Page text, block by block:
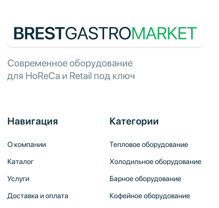
Современное оборудование
для HoReCa и Retail под ключ
Навигация
О компании
Каталог
Услуги
Доставка и оплата
Категории
Тепловое оборудование
Холодильное оборудование
Барное оборудование
Кофейное оборудование